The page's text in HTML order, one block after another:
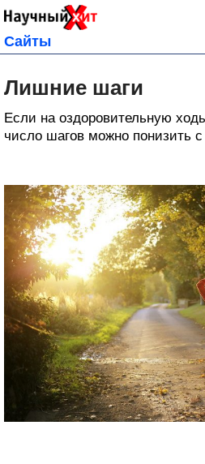
Сайты
Лишние шаги
Если на оздоровительную
число шагов можно понизить